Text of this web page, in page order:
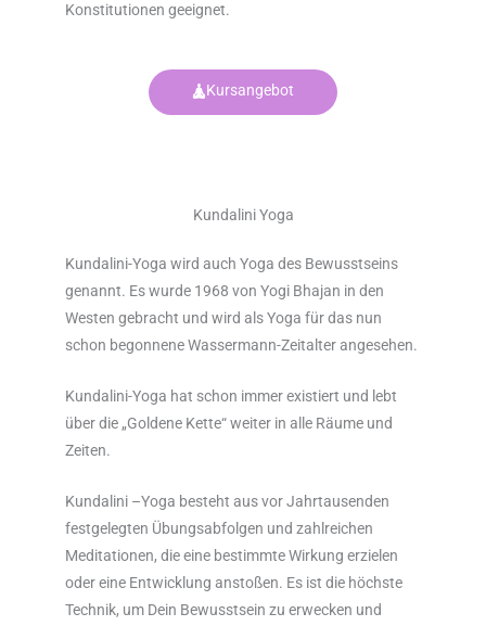
Konstitutionen geeignet.
Kursangebot
Kundalini Yoga
Kundalini-Yoga wird auch Yoga des Bewusstseins
genannt. Es wurde 1968 von Yogi Bhajan in den
Westen gebracht und wird als Yoga für das nun
schon begonnene Wassermann-Zeitalter angesehen.
Kundalini-Yoga hat schon immer existiert und lebt
über die „Goldene Kette“ weiter in alle Räume und
Zeiten.
Kundalini –Yoga besteht aus vor Jahrtausenden
festgelegten Übungsabfolgen und zahlreichen
Meditationen, die eine bestimmte Wirkung erzielen
oder eine Entwicklung anstoßen. Es ist die höchste
Technik, um Dein Bewusstsein zu erwecken und